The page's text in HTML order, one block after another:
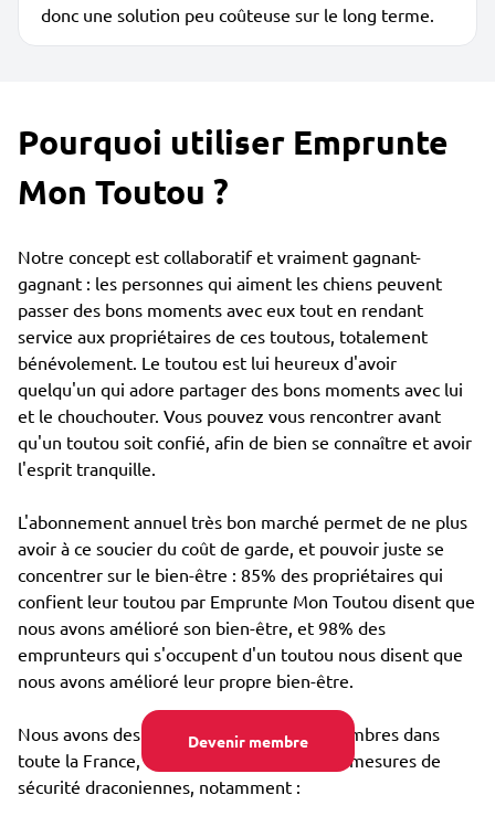
Devenir membre
donc une solution peu coûteuse sur le long terme.
Pourquoi utiliser Emprunte
Mon Toutou ?
Notre concept est collaboratif et vraiment gagnant-
gagnant : les personnes qui aiment les chiens peuvent
passer des bons moments avec eux tout en rendant
service aux propriétaires de ces toutous, totalement
bénévolement. Le toutou est lui heureux d'avoir
quelqu'un qui adore partager des bons moments avec lui
et le chouchouter. Vous pouvez vous rencontrer avant
qu'un toutou soit confié, afin de bien se connaître et avoir
l'esprit tranquille.
L'abonnement annuel très bon marché permet de ne plus
avoir à ce soucier du coût de garde, et pouvoir juste se
concentrer sur le bien-être : 85% des propriétaires qui
confient leur toutou par Emprunte Mon Toutou disent que
nous avons amélioré son bien-être, et 98% des
emprunteurs qui s'occupent d'un toutou nous disent que
nous avons amélioré leur propre bien-être.
Nous avons des dizaines de milliers de membres dans
toute la France, et avons mis en place des mesures de
sécurité draconiennes, notamment :